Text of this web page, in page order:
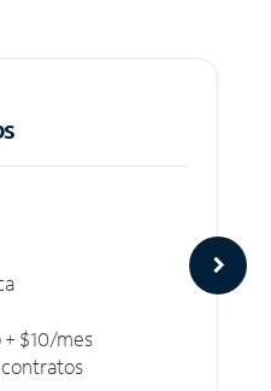
$10/mes